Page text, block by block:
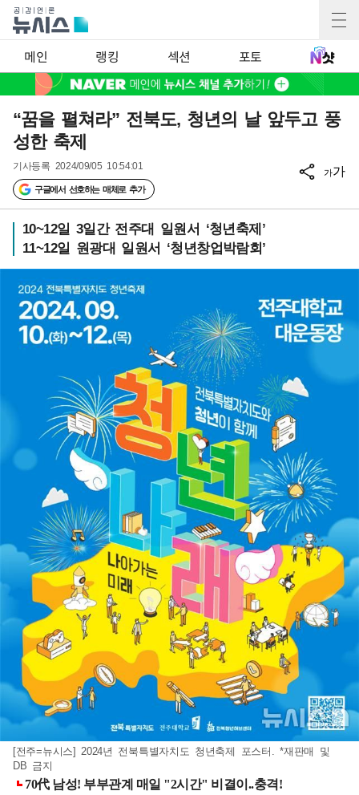
메인 랭킹 섹션 포토
“꿈을 펼쳐라” 전북도, 청년의 날 앞두고 풍
성한 축제
기사등록 2024/09/05 10:54:01
구글에서 선호하는 매체로 추가
가가
10~12일 3일간 전주대 일원서 ‘청년축제’
11~12일 원광대 일원서 ‘청년창업박람회’
[전주=뉴시스] 2024년 전북특별자치도 청년축제 포스터. *재판매 및
DB 금지